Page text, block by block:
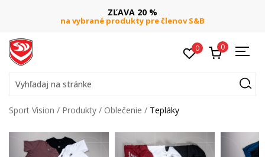
DOPRAVA ZADARMO
pri objednaní nad 80 €(neplatí pre
0 0
Vyhľadaj na stránke
Sport Vision Produkty Oblečenie Tepláky